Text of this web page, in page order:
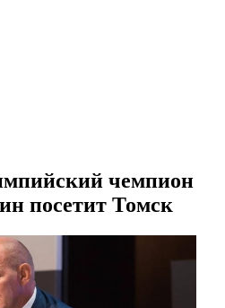
чемпион
посетит Томск